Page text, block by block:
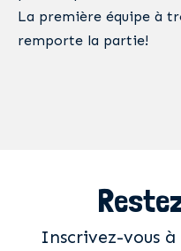
La première équipe à
remporte la partie!
Inscrivez-vous